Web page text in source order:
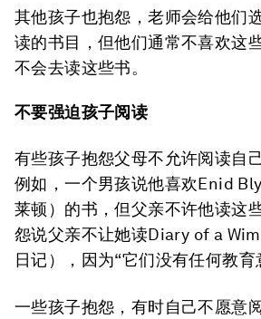
其他孩子也抱怨，老师会给他们
读的书目，但他们通常不喜欢这
不会去读这些书。
不要强迫孩子阅读
有些孩子抱怨父母不允许阅读自
例如，一个男孩说他喜欢Enid
莱顿）的书，但父亲不许他读这
怨说父亲不让她读Diary of a
日记），因为“它们没有任何教育
一些孩子抱怨，有时自己不愿意